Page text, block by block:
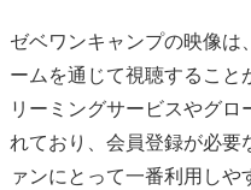
ゼベワンキャンプの映像は
ームを通じて視聴すること
リーミングサービスやグロ
れており、会員登録が必要
ァンにとって一番利用しや